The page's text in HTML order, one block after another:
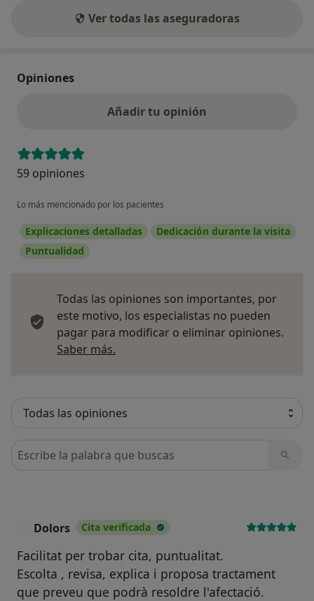
Ver todas las aseguradoras
Opiniones
Añadir tu opinión
59 opiniones
Lo más mencionado por los pacientes
Explicaciones detalladas
Dedicación durante la visita
Puntualidad
Todas las opiniones son importantes, por
este motivo, los especialistas no pueden
pagar para modificar o eliminar opiniones.
Saber más.
Busca en opiniones
Dolors Cita verificada
Facilitat per trobar cita, puntualitat.
Escolta , revisa, explica i proposa tractament
que preveu que podrà resoldre l'afectació.